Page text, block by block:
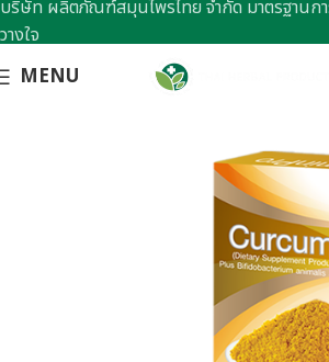
MENU
บริษัท ผลิตภัณฑ์สมุนไพรไทย จำกัด มาตรฐาน
วางใจ